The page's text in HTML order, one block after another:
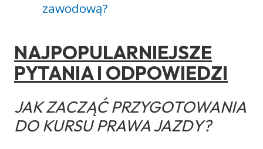
zawodową?
NAJPOPULARNIEJSZE
PYTANIA I ODPOWIEDZI
JAK ZACZĄĆ PRZYGOTOWANIA
DO KURSU PRAWA JAZDY?